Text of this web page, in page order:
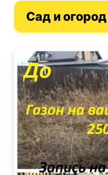
Сад и огород